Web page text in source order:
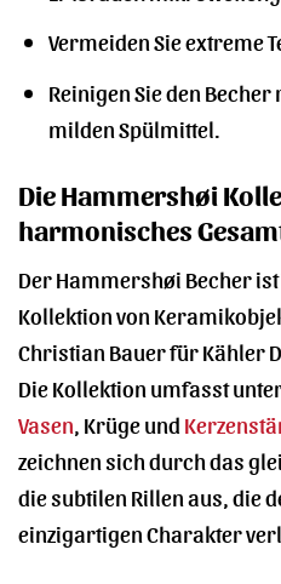
Vermeiden Sie extreme
Reinigen Sie den
milden Spülmittel.
Die Hammershøi
harmonisches
Der Hammershøi Becher
Kollektion von
Christian Bauer für Kähler
Die Kollektion umfasst
Vasen , Krüge und
zeichnen sich durch das
die subtilen Rillen aus, die
einzigartigen Charakter